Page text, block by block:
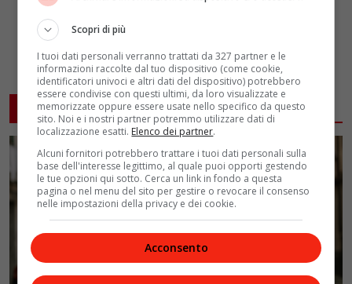
ARTICOLI CORRELATI
Scopri di più
I tuoi dati personali verranno trattati da 327 partner e le
informazioni raccolte dal tuo dispositivo (come cookie,
identificatori univoci e altri dati del dispositivo) potrebbero
essere condivise con questi ultimi, da loro visualizzate e
memorizzate oppure essere usate nello specifico da questo
sito. Noi e i nostri partner potremmo utilizzare dati di
localizzazione esatti. Elenco dei partner.
Alcuni fornitori potrebbero trattare i tuoi dati personali sulla
base dell'interesse legittimo, al quale puoi opporti gestendo
le tue opzioni qui sotto. Cerca un link in fondo a questa
pagina o nel menu del sito per gestire o revocare il consenso
nelle impostazioni della privacy e dei cookie.
Acconsento